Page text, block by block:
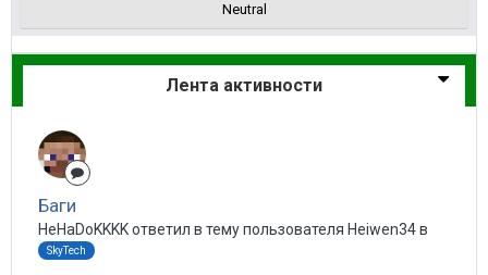
Neutral
Лента активности
Баги
HeHaDoKKKK ответил в тему пользователя Heiwen34 в
SkyTech